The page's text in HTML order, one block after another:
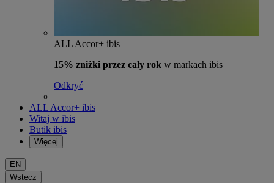
ALL Accor+ ibis
15% zniżki przez cały rok w markach ibis
Odkryć
ALL Accor+ ibis
Witaj w ibis
Butik ibis
Więcej
EN
Wstecz